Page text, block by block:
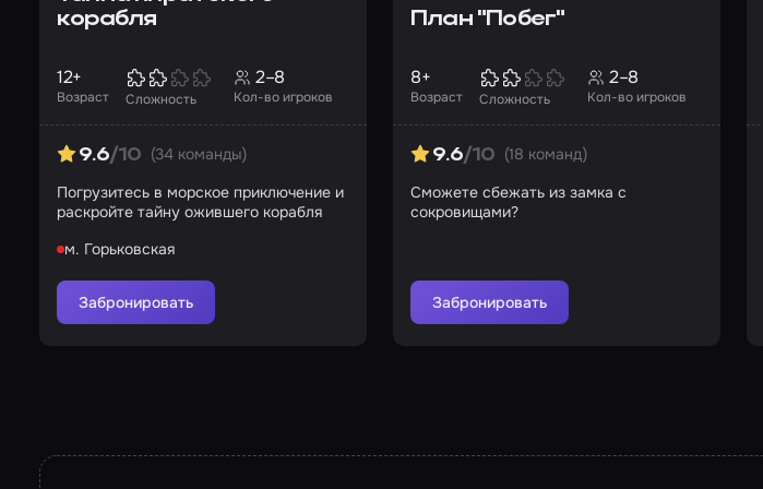
корабля
Возраст
12+
Сложность Кол-во игроков
2–8
9.6/10 (34 команды)
Погрузитесь в морское приключение и
раскройте тайну ожившего корабля
м. Горьковская
Забронировать
План "Побег"
Возраст
8+
Сложность Кол-во игроков
2–8
9.6/10 (18 команд)
Сможете сбежать из замка с
сокровищами?
Забронировать